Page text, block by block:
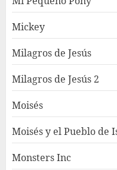
Mickey
Milagros de Jesús
Milagros de Jesús 2
Moisés
Moisés y el Pueblo de
Monsters Inc